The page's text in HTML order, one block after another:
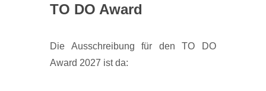
TO DO Award
Die Ausschreibung für den TO DO
Award 2027 ist da: